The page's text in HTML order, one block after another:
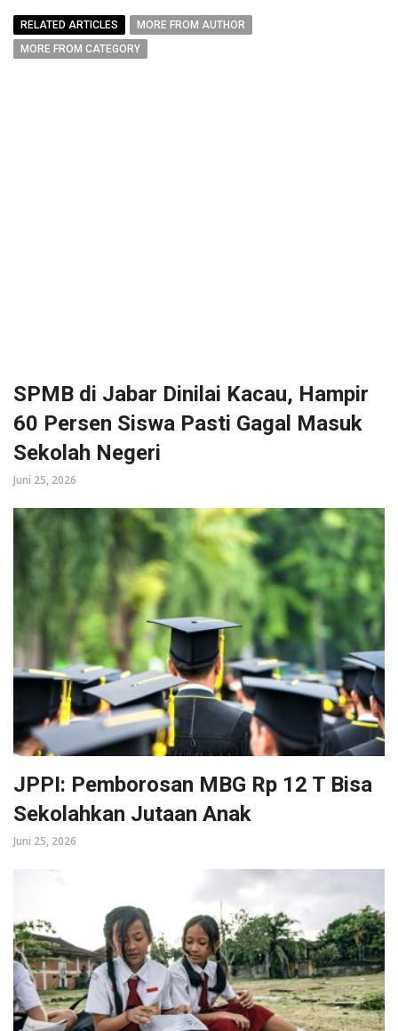
RELATED ARTICLES
MORE FROM AUTHOR
MORE FROM CATEGORY
SPMB di Jabar Dinilai Kacau, Hampir
60 Persen Siswa Pasti Gagal Masuk
Sekolah Negeri
Juni 25, 2026
JPPI: Pemborosan MBG Rp 12 T Bisa
Sekolahkan Jutaan Anak
Juni 25, 2026